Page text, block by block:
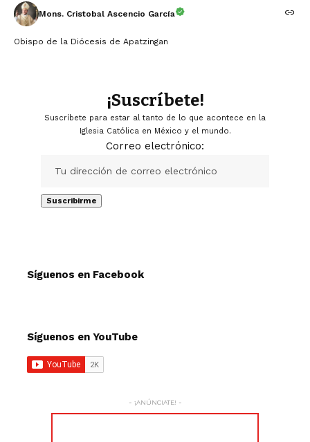
Mons. Cristobal Ascencio García
Obispo de la Diócesis de Apatzingan
¡Suscríbete!
Suscríbete para estar al tanto de lo que acontece en la
Iglesia Católica en México y el mundo.
Correo electrónico:
Síguenos en Facebook
Síguenos en YouTube
- ¡ANÚNCIATE! -